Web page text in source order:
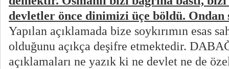
devletler önce dinimizi üçe böldü. Ondan
Yapılan açıklamada bize soykırımın esas
olduğunu açıkça deşifre etmektedir.
açıklamaları ne yazık ki ne devlet ne de